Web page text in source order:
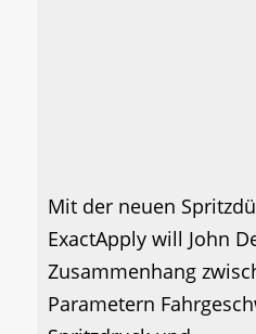
Mit der neuen
ExactApply will John
Zusammenhang
Parametern